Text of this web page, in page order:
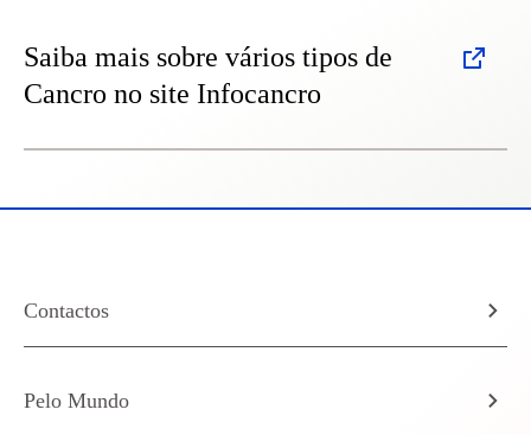
Saiba mais sobre vários tipos de
Cancro no site Infocancro
Contactos
Pelo Mundo